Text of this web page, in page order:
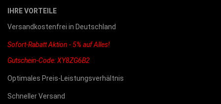
IHRE VORTEILE
Versandkostenfrei in Deutschland
Sofort-Rabatt Aktion - 5% auf Alles!
Gutschein-Code: XY8ZG6B2
Optimales Preis-Leistungsverhältnis
Schneller Versand